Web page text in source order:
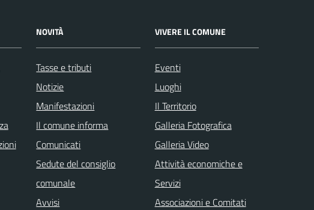
NOVITÀ
Tasse e tributi
Notizie
Manifestazioni
Il comune informa
Comunicati
Sedute del consiglio
comunale
Avvisi
VIVERE IL COMUNE
Eventi
Luoghi
Il Territorio
Galleria Fotografica
Galleria Video
Attività economiche e
Servizi
Associazioni e Comitati